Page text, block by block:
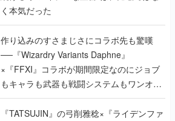
く本気だった
作り込みのすさまじさにコラボ先も驚嘆
──『Wizardry Variants Daphne』
×『FFXI』コラボが期間限定なのにジョブ
もキャラも武器も戦闘システムもワンオフ
で作り込まれた理由を両ディレクターに聞
く
『TATSUJIN』の弓削雅稔×『ライデンファ